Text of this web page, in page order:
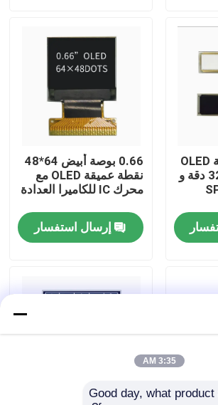
0.87 بوصة شاشة OLED
بيضاء مع 128 * 32 دقة و
0.66 بوصة أبيض 64*48
نقطة عميقة OLED مع
محرك IC للكاميرا العدادة
إرسال استفسار
3:35 AM
Good day, what